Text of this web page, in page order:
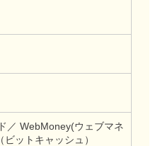
／ WebMoney(ウェブマネ
ットキャッシュ）